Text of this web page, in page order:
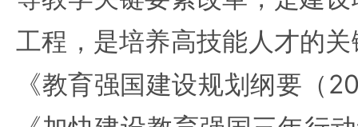
工程，是培养高技能人才的
《教育强国建设规划纲要（